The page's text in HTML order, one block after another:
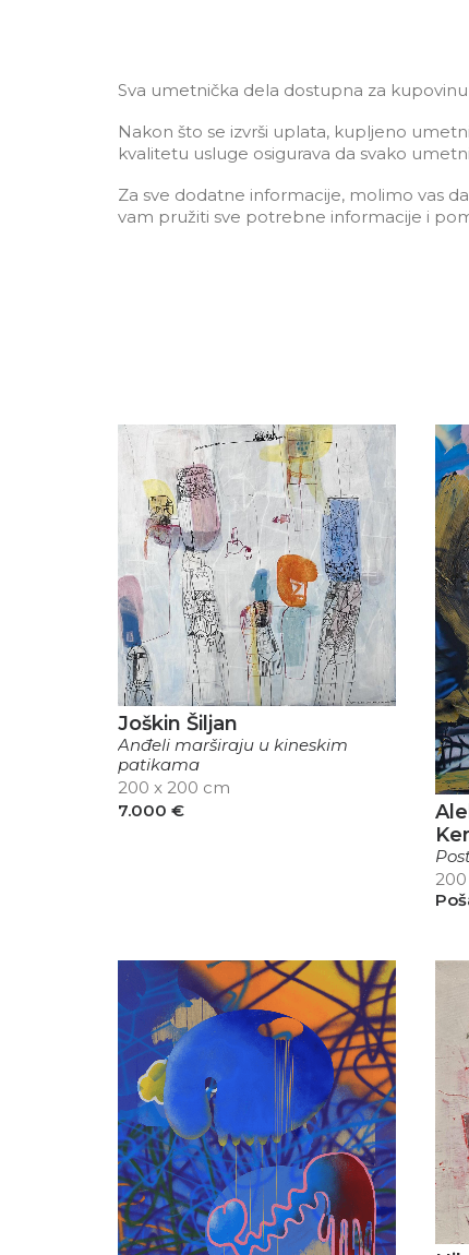
Sva umetnička dela dostupna za
Nakon što se izvrši uplata, kupljeno
kvalitetu usluge osigurava da svako
Za sve dodatne informacije, molimo vas
vam pružiti sve potrebne informacije i
Joškin Šiljan
Anđeli marširaju u kineskim
patikama
200 x 200 cm
7.000 €